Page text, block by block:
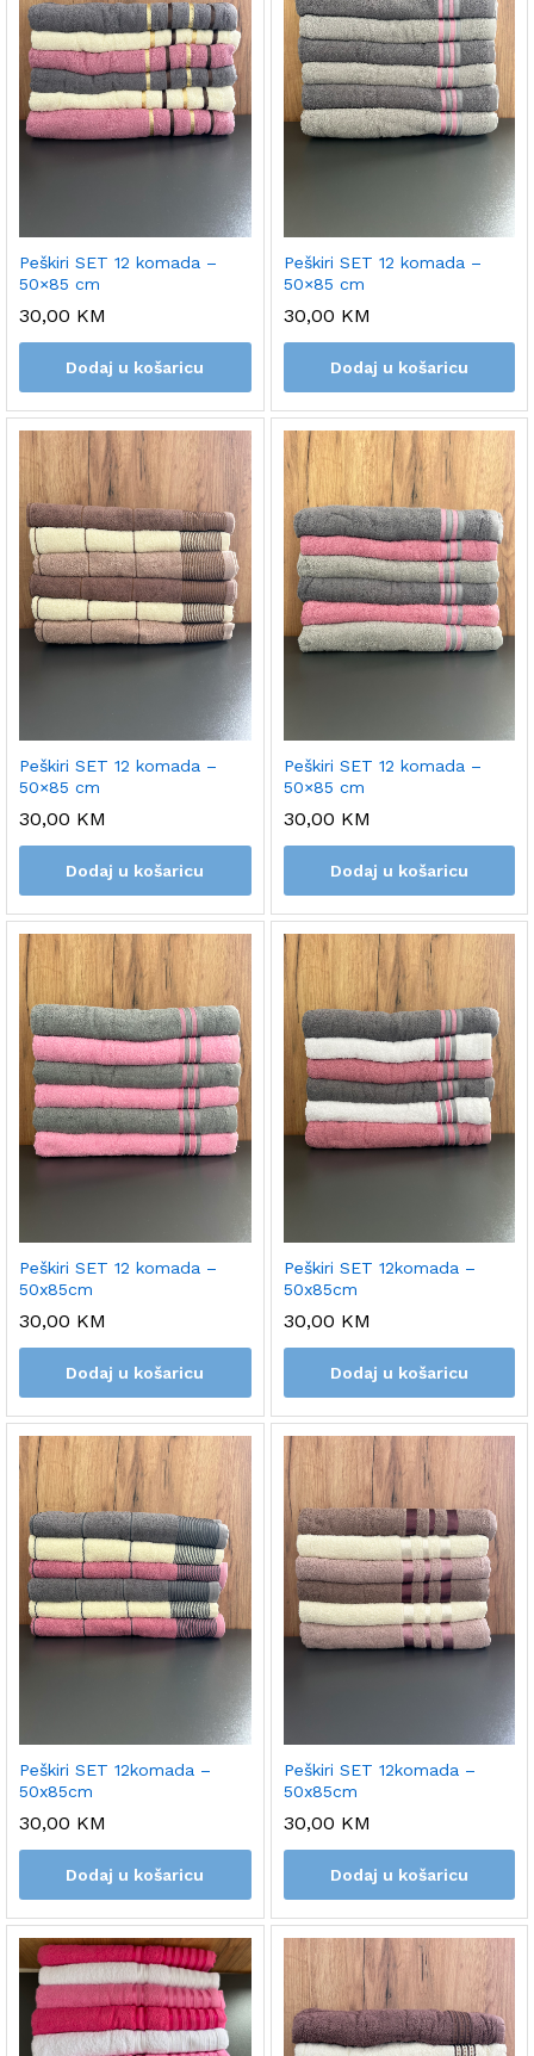
Peškiri SET 12 komada –
50×85 cm
30,00 KM
Dodaj u košaricu
Peškiri SET 12 komada –
50×85 cm
30,00 KM
Dodaj u košaricu
Peškiri SET 12 komada –
50×85 cm
30,00 KM
Dodaj u košaricu
Peškiri SET 12 komada –
50×85 cm
30,00 KM
Dodaj u košaricu
Peškiri SET 12 komada –
50x85cm
30,00 KM
Dodaj u košaricu
Peškiri SET 12komada –
50x85cm
30,00 KM
Dodaj u košaricu
Peškiri SET 12komada –
50x85cm
30,00 KM
Dodaj u košaricu
Peškiri SET 12komada –
50x85cm
30,00 KM
Dodaj u košaricu